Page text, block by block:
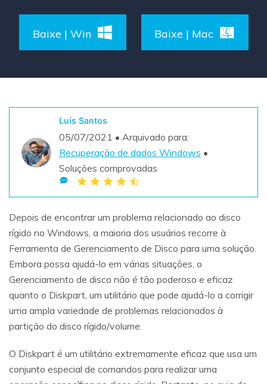
Teste Grátis
Teste Grátis
Outros Produtos
Repairit - Reparar Dados
UBackit - Backup de Dados
VERIFIQUE TODOS OS RECURSOS
Soluções de backup
Teste Online
Baixe | Win Baixe | Mac
Luís Santos
05/07/2021 • Arquivado para:
Recuperação de dados Windows •
Soluções comprovadas
Depois de encontrar um problema relacionado ao disco
rígido no Windows, a maioria dos usuários recorre à
Ferramenta de Gerenciamento de Disco para uma solução.
Embora possa ajudá-lo em várias situações, o
Gerenciamento de disco não é tão poderoso e eficaz
quanto o Diskpart, um utilitário que pode ajudá-lo a corrigir
uma ampla variedade de problemas relacionados à
partição do disco rígido/volume.
O Diskpart é um utilitário extremamente eficaz que usa um
conjunto especial de comandos para realizar uma